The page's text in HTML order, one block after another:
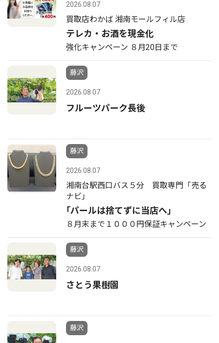
2026.08.07
買取店わかば 湘南モールフィル店
テレカ・お酒を現金化
強化キャンペーン ８月20日まで
藤沢
2026.08.07
フルーツパーク長後
藤沢
2026.08.07
湘南台駅西口バス５分 買取専門「売る
ナビ」
｢パールは捨てずに当店へ｣
８月末まで１０００円保証キャンペーン
藤沢
2026.08.07
さとう果樹園
藤沢